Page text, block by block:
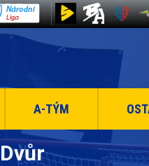
A-TÝM